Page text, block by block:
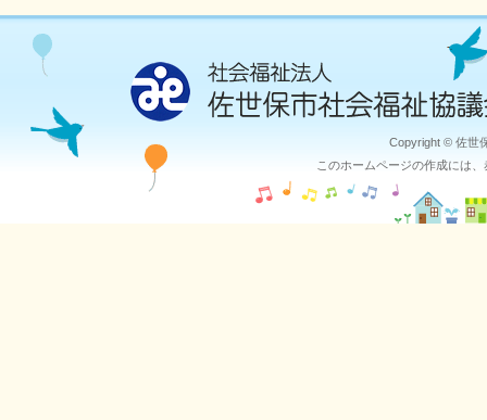
Copyright © 佐世
このホームページの作成には